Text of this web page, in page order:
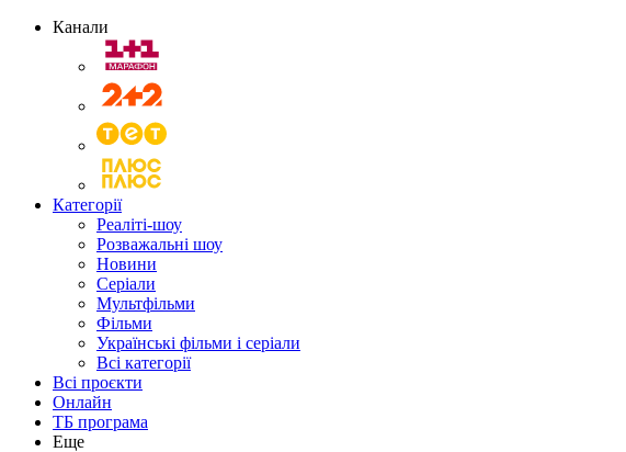
Канали
Категорії
Реаліті-шоу
Розважальні шоу
Новини
Серіали
Мультфільми
Фільми
Українські фільми і серіали
Всі категорії
Всі проєкти
Онлайн
ТБ програма
Еще